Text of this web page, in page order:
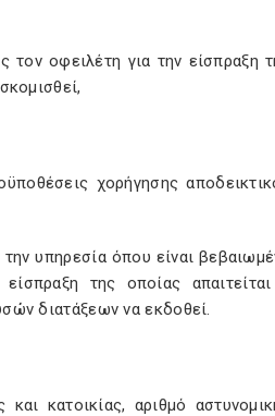
οφειλέτη για την είσπραξη
χορήγησης
υπηρεσία όπου είναι
της οποίας
διατάξεων να εκδοθεί.
κατοικίας, αριθμό